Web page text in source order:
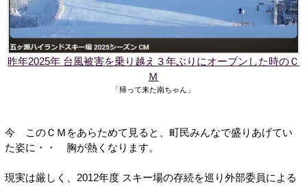
昨年2025年 台風被害を乗り越え３年ぶりにオープンした時のＣ
Ｍ
「帰って来た南ちゃん」
今 このＣＭをあらためて見ると、町民みんなで盛りあげてい
た姿に・・ 胸が熱くなります。
現実は厳しく、2012年度 スキー場の存続を巡り外部委員による